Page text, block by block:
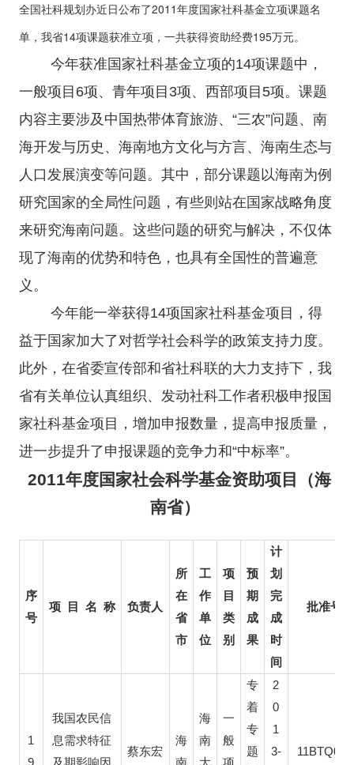
全国社科规划办近日公布了2011年度国家社科基金立项课题名
单，我省14项课题获准立项，一共获得资助经费195万元。
今年获准国家社科基金立项的14项课题中，
一般项目6项、青年项目3项、西部项目5项。课题
内容主要涉及中国热带体育旅游、“三农”问题、南
海开发与历史、海南地方文化与方言、海南生态与
人口发展演变等问题。其中，部分课题以海南为例
研究国家的全局性问题，有些则站在国家战略角度
来研究海南问题。这些问题的研究与解决，不仅体
现了海南的优势和特色，也具有全国性的普遍意
义。
今年能一举获得14项国家社科基金项目，得
益于国家加大了对哲学社会科学的政策支持力度。
此外，在省委宣传部和省社科联的大力支持下，我
省有关单位认真组织、发动社科工作者积极申报国
家社科基金项目，增加申报数量，提高申报质量，
进一步提升了申报课题的竞争力和“中标率”。
2011年度国家社会科学基金资助项目（海
南省）
序
号
项 目 名 称 负责人
所
在
省
市
工
作
单
位
项
目
类
别
预
期
成
果
计
划
完
成
时
间
批准号
1
9
我国农民信
息需求特征
蔡东宏
海
海
南
一
般
专
着
专
题
2
0
1
3-
11BTQ012